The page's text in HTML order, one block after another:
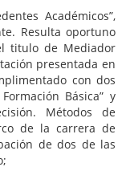
Académicos”,
Resulta oportuno
titulo de Mediador
presentada en
con dos
Básica” y
Métodos de
de la carrera de
de dos de las